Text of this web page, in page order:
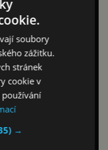
soubory
zážitku.
stránek
cookie v
používání
→